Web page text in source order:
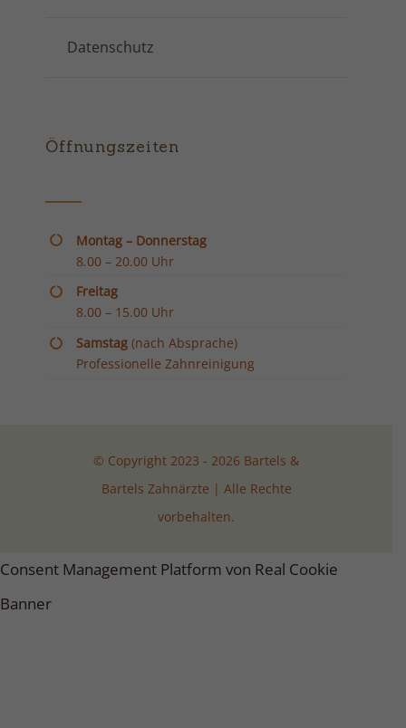
Datenschutz
Öffnungszeiten
Montag – Donnerstag
8.00 – 20.00 Uhr
Freitag
8.00 – 15.00 Uhr
Samstag (nach Absprache)
Professionelle Zahnreinigung
© Copyright 2023 - 2026 Bartels &
Bartels Zahnärzte | Alle Rechte
vorbehalten.
Consent Management Platform von Real Cookie
Banner